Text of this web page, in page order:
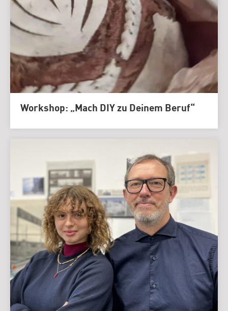
Workshop: „Mach DIY zu Deinem Beruf“